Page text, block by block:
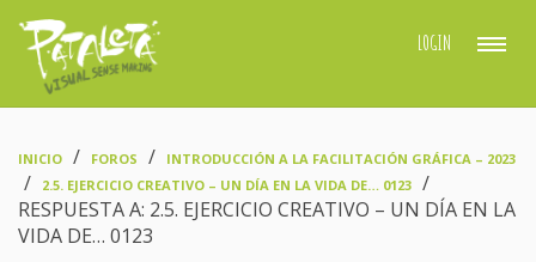
LOGIN
INICIO FOROS INTRODUCCIÓN A LA FACILITACIÓN GRÁFICA – 2023
2.5. EJERCICIO CREATIVO – UN DÍA EN LA VIDA DE… 0123
RESPUESTA A: 2.5. EJERCICIO CREATIVO – UN DÍA EN LA
VIDA DE… 0123